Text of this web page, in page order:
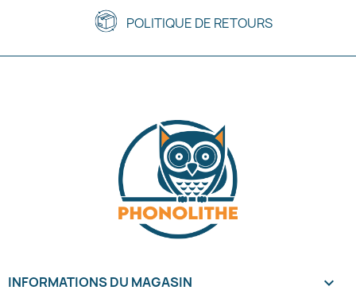
POLITIQUE DE RETOURS
INFORMATIONS DU MAGASIN keyboard_arrow_down